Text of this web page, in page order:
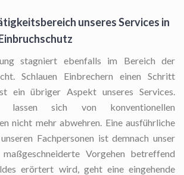
unseres Services in
stagniert ebenfalls im Bereich der
Schlauen Einbrechern einen Schritt
ein übriger Aspekt unseres Services.
lassen sich von konventionellen
nicht mehr abwehren. Eine ausführliche
Fachpersonen ist demnach unser
Vorgehen betreffend
erörtert wird, geht eine eingehende